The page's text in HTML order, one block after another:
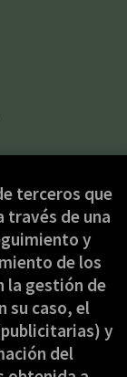
terceros que
través de una
y
de los
la gestión de
su caso, el
y
del